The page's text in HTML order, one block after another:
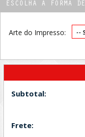
ESCOLHA A FORMA
Arte do Impresso: --
Subtotal:
Frete: